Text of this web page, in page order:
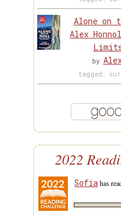
Alone on
Alex
by
tagged:
2022
Sofiahas